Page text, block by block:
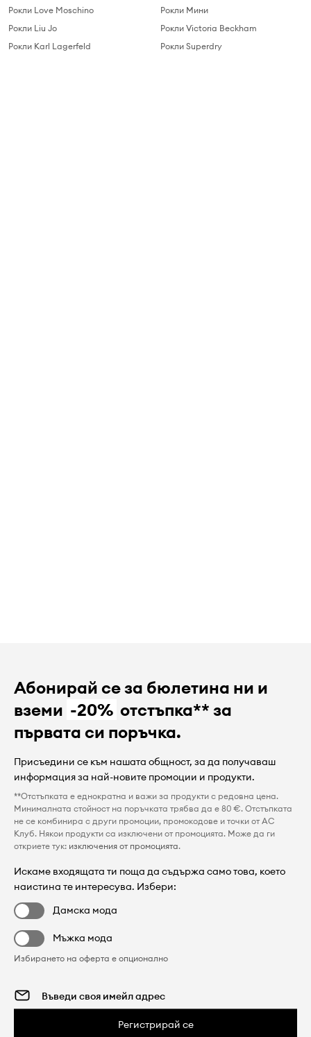
Рокли Love Moschino
Рокли Liu Jo
Рокли Karl Lagerfeld
Рокли Мини
Рокли Victoria Beckham
Рокли Superdry
Абонирай се за бюлетина ни и
вземи -20% отстъпка** за
първата си поръчка.
Присъедини се към нашата общност, за да получаваш
информация за най-новите промоции и продукти.
**Отстъпката е еднократна и важи за продукти с редовна цена.
Минималната стойност на поръчката трябва да е 80 €. Отстъпката
не се комбинира с други промоции, промокодове и точки от AC
Клуб. Някои продукти са изключени от промоцията. Може да ги
откриете тук: изключения от промоцията.
Искаме входящата ти поща да съдържа само това, което
наистина те интересува. Избери:
Дамска мода
Мъжка мода
Избирането на оферта е опционално
Регистрирай се